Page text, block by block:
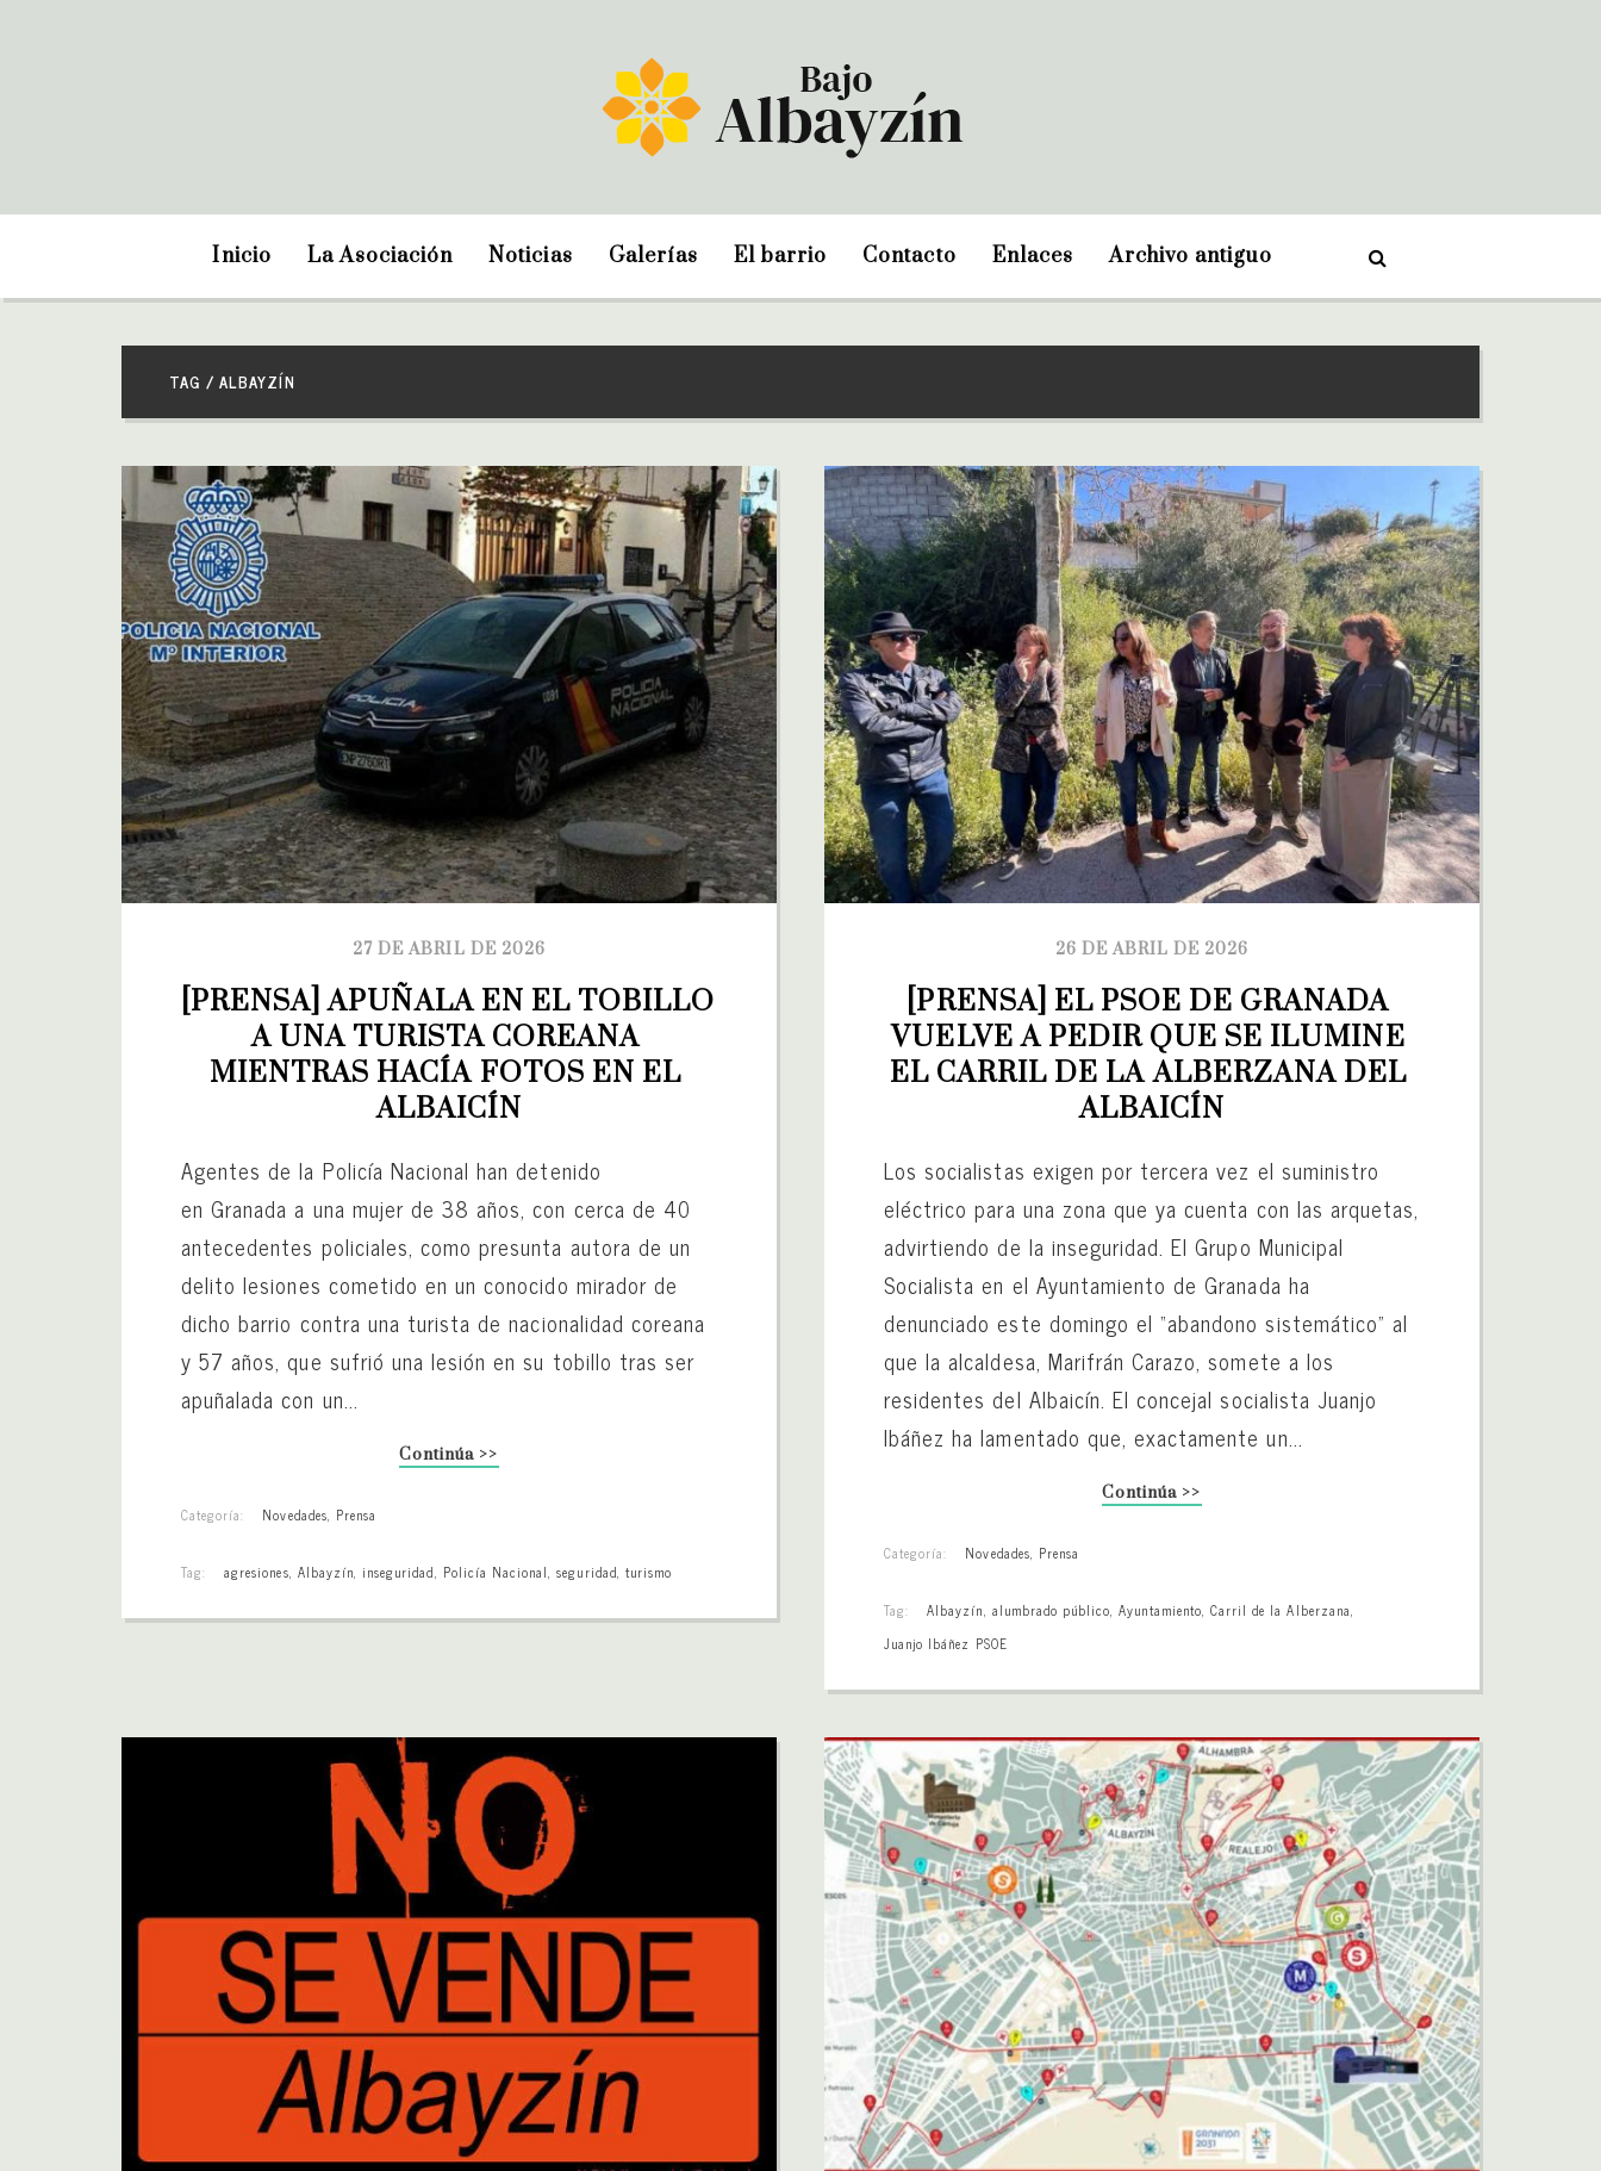
Inicio La Asociación Noticias Galerías El barrio Contacto Enlaces Archivo antiguo
TAG / ALBAYZÍN
27 DE ABRIL DE 2026
[PRENSA] APUÑALA EN EL TOBILLO
A UNA TURISTA COREANA
MIENTRAS HACÍA FOTOS EN EL
ALBAICÍN
Agentes de la Policía Nacional han detenido
en Granada a una mujer de 38 años, con cerca de 40
antecedentes policiales, como presunta autora de un
delito lesiones cometido en un conocido mirador de
dicho barrio contra una turista de nacionalidad coreana
y 57 años, que sufrió una lesión en su tobillo tras ser
apuñalada con un...
Continúa >>
Categoría: Novedades, Prensa
Tag: agresiones, Albayzín, inseguridad, Policía Nacional,seguridad, turismo
26 DE ABRIL DE 2026
[PRENSA] EL PSOE DE GRANADA
VUELVE A PEDIR QUE SE ILUMINE
EL CARRIL DE LA ALBERZANA DEL
ALBAICÍN
Los socialistas exigen por tercera vez el suministro
eléctrico para una zona que ya cuenta con las arquetas,
advirtiendo de la inseguridad. El Grupo Municipal
Socialista en el Ayuntamiento de Granada ha
denunciado este domingo el “abandono sistemático” al
que la alcaldesa, Marifrán Carazo, somete a los
residentes del Albaicín. El concejal socialista Juanjo
Ibáñez ha lamentado que, exactamente un...
Continúa >>
Categoría: Novedades, Prensa
Tag: Albayzín, alumbrado público,Ayuntamiento, Carril de la Alberzana,
Juanjo Ibáñez PSOE